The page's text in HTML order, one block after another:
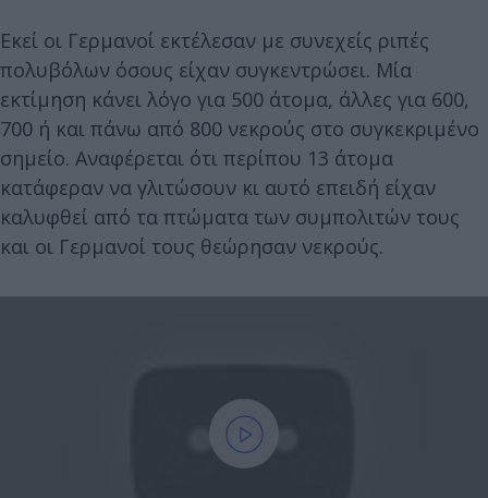
Εκεί οι Γερμανοί εκτέλεσαν με συνεχείς ριπές
πολυβόλων όσους είχαν συγκεντρώσει. Μία
εκτίμηση κάνει λόγο για 500 άτομα, άλλες για 600,
700 ή και πάνω από 800 νεκρούς στο συγκεκριμένο
σημείο. Αναφέρεται ότι περίπου 13 άτομα
κατάφεραν να γλιτώσουν κι αυτό επειδή είχαν
καλυφθεί από τα πτώματα των συμπολιτών τους
και οι Γερμανοί τους θεώρησαν νεκρούς.